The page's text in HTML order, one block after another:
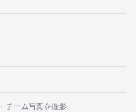
チーム写真を撮影